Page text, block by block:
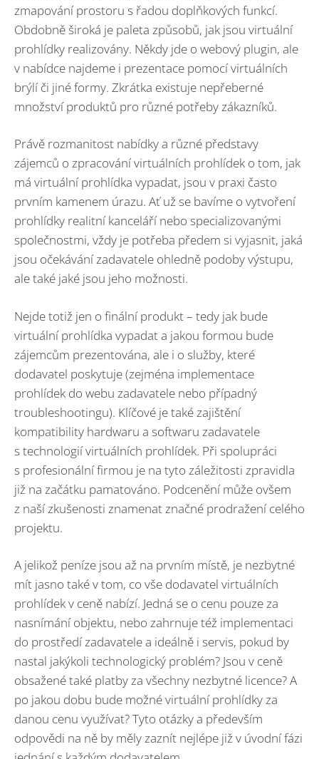
zmapování prostoru s řadou doplňkových funkcí.
Obdobně široká je paleta způsobů, jak jsou virtuální
prohlídky realizovány. Někdy jde o webový plugin, ale
v nabídce najdeme i prezentace pomocí virtuálních
brýlí či jiné formy. Zkrátka existuje nepřeberné
množství produktů pro různé potřeby zákazníků.
Právě rozmanitost nabídky a různé představy
zájemců o zpracování virtuálních prohlídek o tom, jak
má virtuální prohlídka vypadat, jsou v praxi často
prvním kamenem úrazu. Ať už se bavíme o vytvoření
prohlídky realitní kanceláří nebo specializovanými
společnostmi, vždy je potřeba předem si vyjasnit, jaká
jsou očekávání zadavatele ohledně podoby výstupu,
ale také jaké jsou jeho možnosti.
Nejde totiž jen o finální produkt – tedy jak bude
virtuální prohlídka vypadat a jakou formou bude
zájemcům prezentována, ale i o služby, které
dodavatel poskytuje (zejména implementace
prohlídek do webu zadavatele nebo případný
troubleshootingu). Klíčové je také zajištění
kompatibility hardwaru a softwaru zadavatele
s technologií virtuálních prohlídek. Při spolupráci
s profesionální firmou je na tyto záležitosti zpravidla
již na začátku pamatováno. Podcenění může ovšem
z naší zkušenosti znamenat značné prodražení celého
projektu.
A jelikož peníze jsou až na prvním místě, je nezbytné
mít jasno také v tom, co vše dodavatel virtuálních
prohlídek v ceně nabízí. Jedná se o cenu pouze za
nasnímání objektu, nebo zahrnuje též implementaci
do prostředí zadavatele a ideálně i servis, pokud by
nastal jakýkoli technologický problém? Jsou v ceně
obsažené také platby za všechny nezbytné licence? A
po jakou dobu bude možné virtuální prohlídky za
danou cenu využívat? Tyto otázky a především
odpovědi na ně by měly zaznít nejlépe již v úvodní fázi